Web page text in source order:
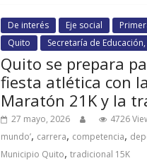
De interés Eje social
Quito
Secretaría de
Quito se prepara
fiesta atlética con
Maratón 21K y la
27 mayo, 2026 4726
mundo’, carrera, competencia,
Municipio Quito, tradicional 15K